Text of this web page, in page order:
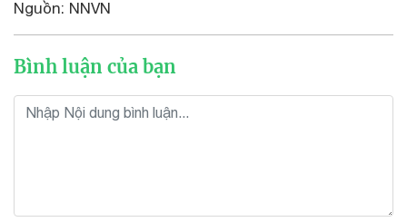
Nguồn: NNVN
Bình luận của bạn